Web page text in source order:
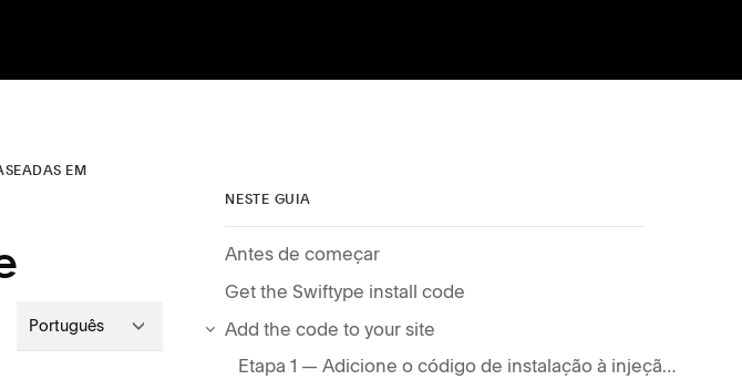
EM
Português
NESTE GUIA
Antes de começar
Get the Swiftype install code
Add the code to your site
Etapa 1 — Adicione o código de instalação à injeção de código do seu site